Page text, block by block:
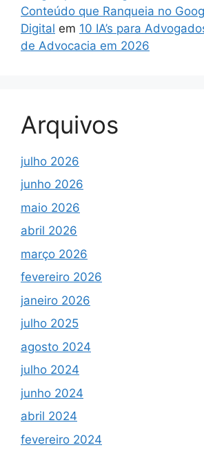
Conteúdo que Ranqueia no
Digital em 10 IA’s para
de Advocacia em 2026
Arquivos
julho 2026
junho 2026
maio 2026
abril 2026
março 2026
fevereiro 2026
janeiro 2026
julho 2025
agosto 2024
julho 2024
junho 2024
abril 2024
fevereiro 2024